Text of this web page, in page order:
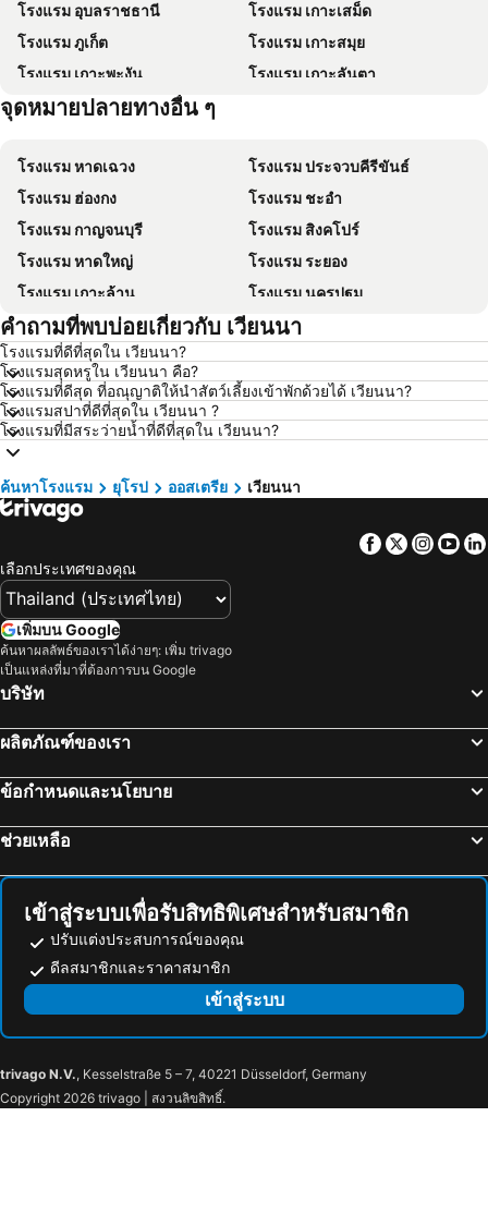
โรงแรม อุบลราชธานี
โรงแรม เกาะเสม็ด
โรงแรม ภูเก็ต
โรงแรม เกาะสมุย
โรงแรม เกาะพะงัน
โรงแรม เกาะลันตา
โรงแรม เกาะหลีเป๊ะ
จุดหมายปลายทางอื่น ๆ
โรงแรม หาดเฉวง
โรงแรม ประจวบคีรีขันธ์
โรงแรม ฮ่องกง
โรงแรม ชะอำ
โรงแรม กาญจนบุรี
โรงแรม สิงคโปร์
โรงแรม หาดใหญ่
โรงแรม ระยอง
โรงแรม เกาะล้าน
โรงแรม นครปฐม
โรงแรม นครราชสีมา
โรงแรม ซินยี่
โรงแรม เขาหลัก
โรงแรม อุดรธานี
โรงแรม ศรีราชา
โรงแรม กระบี่
โรงแรม นครนายก
โรงแรม นครพนม
โรงแรม Schaffhausen
โรงแรม ไทเป
โรงแรม เกาะเต่า
โรงแรม บาหลี
โรงแรม ปีนัง
โรงแรม จอร์เจีย
โรงแรม ประเทศไทย
โรงแรม ซาโมส
โรงแรม เขตเมืองหลวงบรัสเซลส์
คำถามที่พบบ่อยเกี่ยวกับ เวียนนา
โรงแรมที่ดีที่สุดใน เวียนนา?
โรงแรมสุดหรูใน เวียนนา คือ?
โรงแรมที่ดีสุด ที่อณุญาติให้นำสัตว์เลี้ยงเข้าพักด้วยได้ เวียนนา?
โรงแรมสปาที่ดีที่สุดใน เวียนนา ?
โรงแรมที่มีสระว่ายน้ำที่ดีที่สุดใน เวียนนา?
ค้นหาโรงแรม ยุโรป ออสเตรีย เวียนนา
Facebook
Twitter
เลือกประเทศของคุณ
เพิ่มบน Google
ค้นหาผลลัพธ์ของเราได้ง่ายๆ: เพิ่ม trivago
เป็นแหล่งที่มาที่ต้องการบน Google
บริษัท
ผลิตภัณฑ์ของเรา
ข้อกำหนดและนโยบาย
ช่วยเหลือ
เข้าสู่ระบบเพื่อรับสิทธิพิเศษสำหรับสมาชิก
ปรับแต่งประสบการณ์ของคุณ
ดีลสมาชิกและราคาสมาชิก
เข้าสู่ระบบ
trivago N.V., Kesselstraße 5 – 7, 40221 Düsseldorf, Germany
Copyright 2026 trivago | สงวนลิขสิทธิ์.